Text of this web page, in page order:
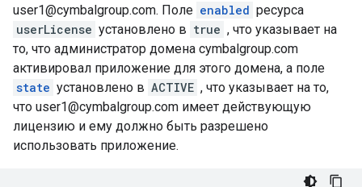
user1@cymbalgroup.com. Поле enabled ресурса
userLicense установлено в true , что указывает на
то, что администратор домена cymbalgroup.com
активировал приложение для этого домена, а поле
state установлено в ACTIVE , что указывает на то,
что user1@cymbalgroup.com имеет действующую
лицензию и ему должно быть разрешено
использовать приложение.